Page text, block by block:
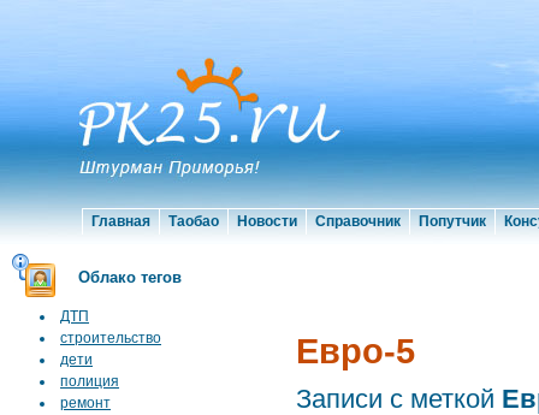
Главная Таобао Новости Справочник Попутчик
Облако тегов
ДТП
строительство
дети
полиция
ремонт
Евро-5
Записи с меткой